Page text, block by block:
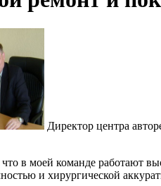
Директор центра
в моей команде работают
и хирургической